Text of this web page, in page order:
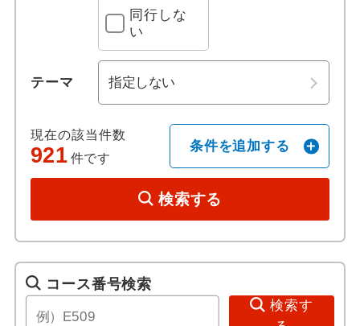
同行しな
い
テーマ
現在の該当件数
921 件です
条件を追加する
検索する
プールあり
ホテル日本語スタッフ
歴史 / 文化
世界遺産
歴史
美術館・博物館
寺社・札所めぐり
コース番号検索
検索す